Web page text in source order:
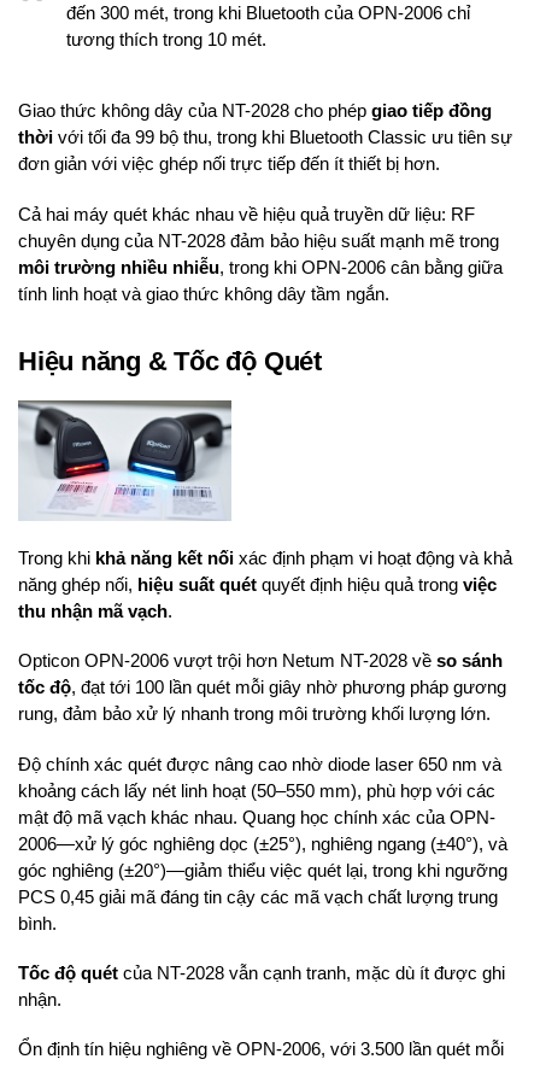
đến 300 mét, trong khi Bluetooth của OPN-2006 chỉ
tương thích trong 10 mét.
Giao thức không dây của NT-2028 cho phép giao tiếp đồng
thời với tối đa 99 bộ thu, trong khi Bluetooth Classic ưu tiên sự
đơn giản với việc ghép nối trực tiếp đến ít thiết bị hơn.
Cả hai máy quét khác nhau về hiệu quả truyền dữ liệu: RF
chuyên dụng của NT-2028 đảm bảo hiệu suất mạnh mẽ trong
môi trường nhiều nhiễu, trong khi OPN-2006 cân bằng giữa
tính linh hoạt và giao thức không dây tầm ngắn.
Hiệu năng & Tốc độ Quét
Trong khi khả năng kết nối xác định phạm vi hoạt động và khả
năng ghép nối, hiệu suất quét quyết định hiệu quả trong việc
thu nhận mã vạch.
Opticon OPN-2006 vượt trội hơn Netum NT-2028 về so sánh
tốc độ, đạt tới 100 lần quét mỗi giây nhờ phương pháp gương
rung, đảm bảo xử lý nhanh trong môi trường khối lượng lớn.
Độ chính xác quét được nâng cao nhờ diode laser 650 nm và
khoảng cách lấy nét linh hoạt (50–550 mm), phù hợp với các
mật độ mã vạch khác nhau. Quang học chính xác của OPN-
2006—xử lý góc nghiêng dọc (±25°), nghiêng ngang (±40°), và
góc nghiêng (±20°)—giảm thiểu việc quét lại, trong khi ngưỡng
PCS 0,45 giải mã đáng tin cậy các mã vạch chất lượng trung
bình.
Tốc độ quét của NT-2028 vẫn cạnh tranh, mặc dù ít được ghi
nhận.
Ổn định tín hiệu nghiêng về OPN-2006, với 3.500 lần quét mỗi